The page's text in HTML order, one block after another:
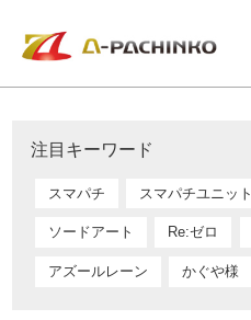
注目キーワード
スマパチ スマパチユニット
ソードアート Re:ゼロ
アズールレーン かぐや様